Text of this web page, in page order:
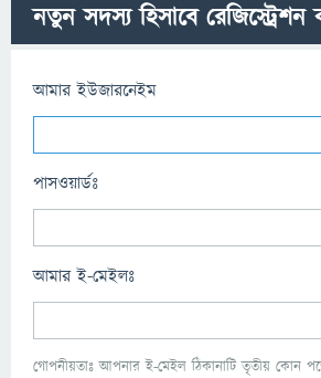
নতুন সদস্য হিসাবে
আমার ইউজারনেইম
পাসওয়ার্ডঃ
আমার ই-মেইলঃ
গোপনীয়তাঃ আপনার ই-মেইল ঠিকানাটি তৃতীয় কোন